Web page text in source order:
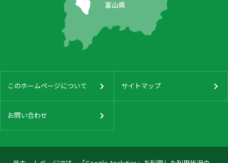
このホームページについて サイトマップ
お問い合わせ